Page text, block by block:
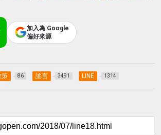
加入為 Google
偏好來源
策 86 謠言 3491 LINE 1314